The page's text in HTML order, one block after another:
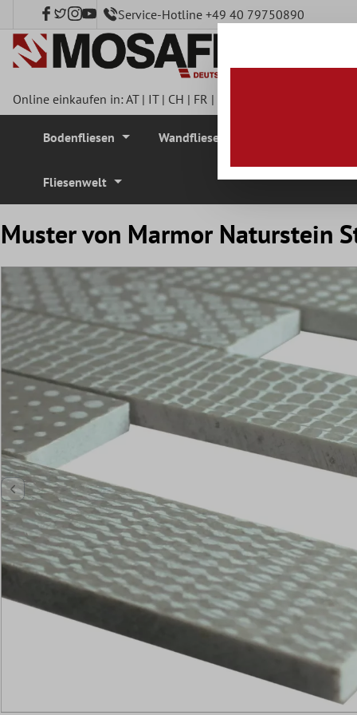
springen Service-Hotline +49 40 79750890
Online einkaufen in:AT| IT| CH | FR |
Bodenfliesen Wandfliesen
Fliesenwelt
Muster von Marmor Naturstein